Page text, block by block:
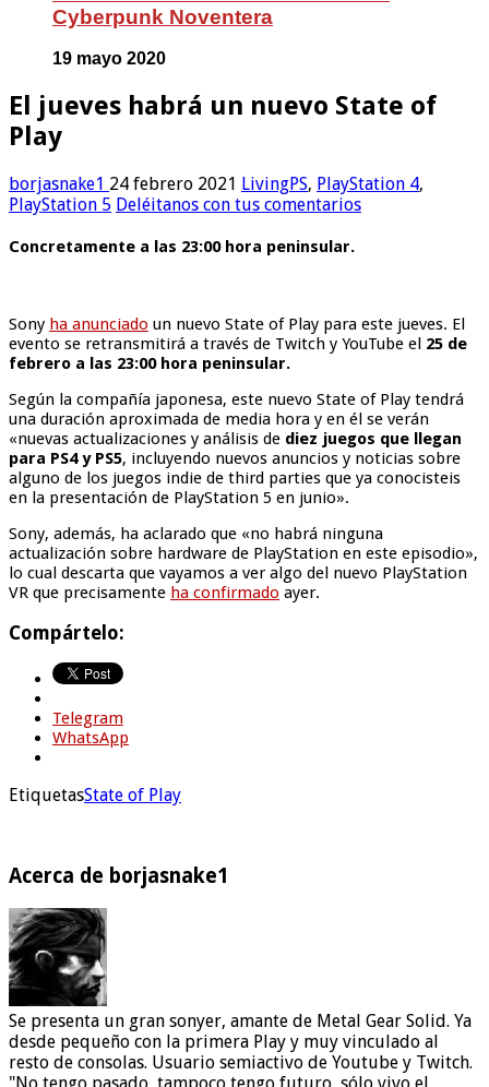
Cyberpunk Noventera
19 mayo 2020
El jueves habrá un nuevo State of
Play
borjasnake1 24 febrero 2021 LivingPS, PlayStation 4,
PlayStation 5 Deléitanos con tus comentarios
Concretamente a las 23:00 hora peninsular.
Sony ha anunciado un nuevo State of Play para este jueves. El
evento se retransmitirá a través de Twitch y YouTube el 25 de
febrero a las 23:00 hora peninsular.
Según la compañía japonesa, este nuevo State of Play tendrá
una duración aproximada de media hora y en él se verán
«nuevas actualizaciones y análisis de diez juegos que llegan
para PS4 y PS5, incluyendo nuevos anuncios y noticias sobre
alguno de los juegos indie de third parties que ya conocisteis
en la presentación de PlayStation 5 en junio».
Sony, además, ha aclarado que «no habrá ninguna
actualización sobre hardware de PlayStation en este episodio»,
lo cual descarta que vayamos a ver algo del nuevo PlayStation
VR que precisamente ha confirmado ayer.
Compártelo:
Telegram
WhatsApp
EtiquetasState of Play
Acerca de borjasnake1
Se presenta un gran sonyer, amante de Metal Gear Solid. Ya
desde pequeño con la primera Play y muy vinculado al
resto de consolas. Usuario semiactivo de Youtube y Twitch.
"No tengo pasado, tampoco tengo futuro, sólo vivo el